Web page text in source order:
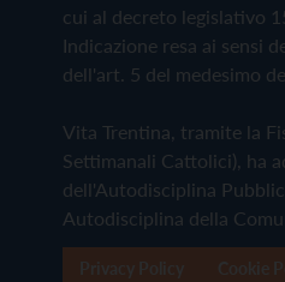
cui al decreto legislativo
Indicazione resa ai sensi
dell'art. 5 del medesimo
Vita Trentina, tramite la
Settimanali Cattolici), ha
dell'Autodisciplina
Autodisciplina della